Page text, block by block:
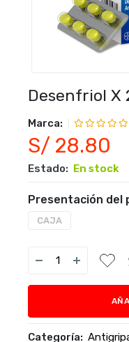
Desenfriol X
Marca:
S/ 28.80
Estado: En stock
Presentación del
CAJA
Categoría: